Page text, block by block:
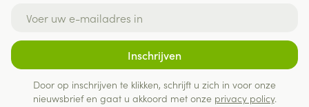
Inschrijven
Door op inschrijven te klikken, schrijft u zich in voor onze
nieuwsbrief en gaat u akkoord met onze privacy policy.